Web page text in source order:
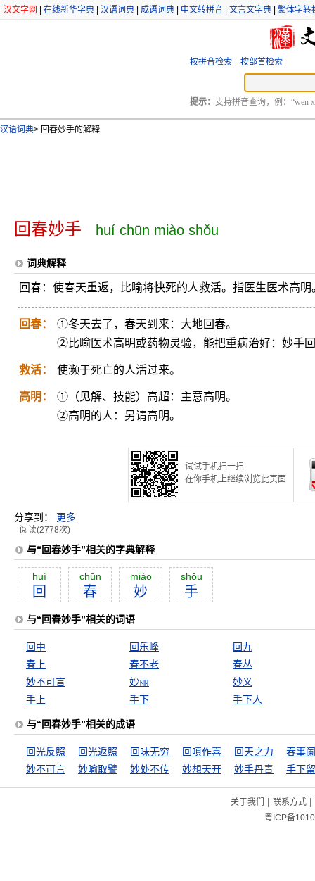
汉文学网 在线新华字典 汉语词典 成语词典 中文转拼音 文言文字典 繁体字转
按拼音检索 按部首检索
提示： 支持拼音查询，例：“wen
汉语词典> 回春妙手的解释
回春妙手 huí chūn miào shǒu
词典解释
回春：使春天重返，比喻将快死的人救活。指医生医术高明
回春：
①冬天去了，春天到来：大地回春。
②比喻医术高明或药物灵验，能把重病治好：妙手
救活： 使濒于死亡的人活过来。
高明：
①（见解、技能）高超：主意高明。
②高明的人：另请高明。
试试手机扫一扫
在你手机上继续浏览此页面
分享到： 更多
阅读(2778次)
与“回春妙手”相关的字典解释
huí
回
chūn
春
miào
妙
shŏu
手
与“回春妙手”相关的词语
回中 回乐峰
回九
春上
春不老
春丛
妙不可言
妙丽
妙义
手上
手下 手下人
与“回春妙手”相关的成语
回光反照 回光返照 回味无穷 回嗔作喜 回天之力
春事
妙不可言
妙喻取譬 妙处不传 妙想天开 妙手丹青 手下
关于我们 | 联系方式|
粤ICP备